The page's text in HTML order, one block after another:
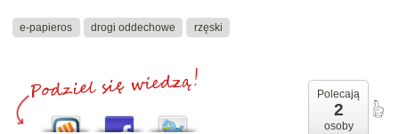
e-papieros drogi oddechowe rzęski
Polecają
2
osoby